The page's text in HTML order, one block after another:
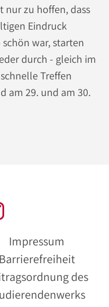
zu hoffen, dass
Eindruck
war, starten
durch - gleich im
Treffen
am 29. und am 30.
Impressum
Barrierefreiheit
des